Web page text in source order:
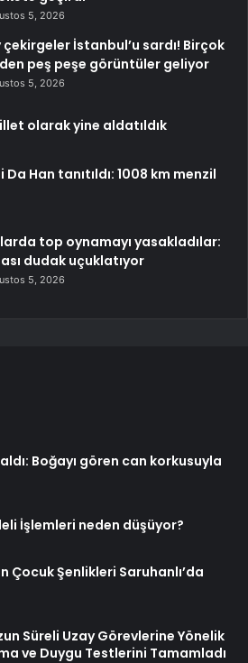
5, 2026
çekirgeler İstanbul’u sardı! Birçok
peş peşe görüntüler geliyor
5, 2026
olarak yine aldatıldık
Han tanıtıldı: 1008 km menzil
top oynamayı yasakladılar:
dudak uçuklatıyor
5, 2026
Boğayı gören can korkusuyla
İşlemleri neden düşüyor?
Çocuk Şenlikleri Saruhanlı’da
Süreli Uzay Görevlerine Yönelik
ve Duygu Testlerini Tamamladı